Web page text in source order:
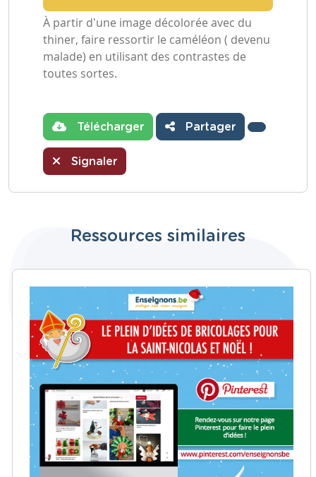
À partir d'une image décolorée avec du
thiner, faire ressortir le caméléon ( devenu
malade) en utilisant des contrastes de
toutes sortes.
Télécharger Partager
Signaler
Ressources similaires